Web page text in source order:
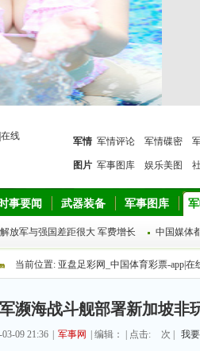
军情 军情评论 军情碟密
图片 军事图库 娱乐美图
事要闻 武器装备 军事图库
解放军与强国差距很大 军费增长 中国媒体
当前位置: 亚盘足彩网_中国体育彩票-app|在
濒海战斗舰部署新加坡非
03-09 21:36 军事网 | 编辑： | 点击: 次 | 我